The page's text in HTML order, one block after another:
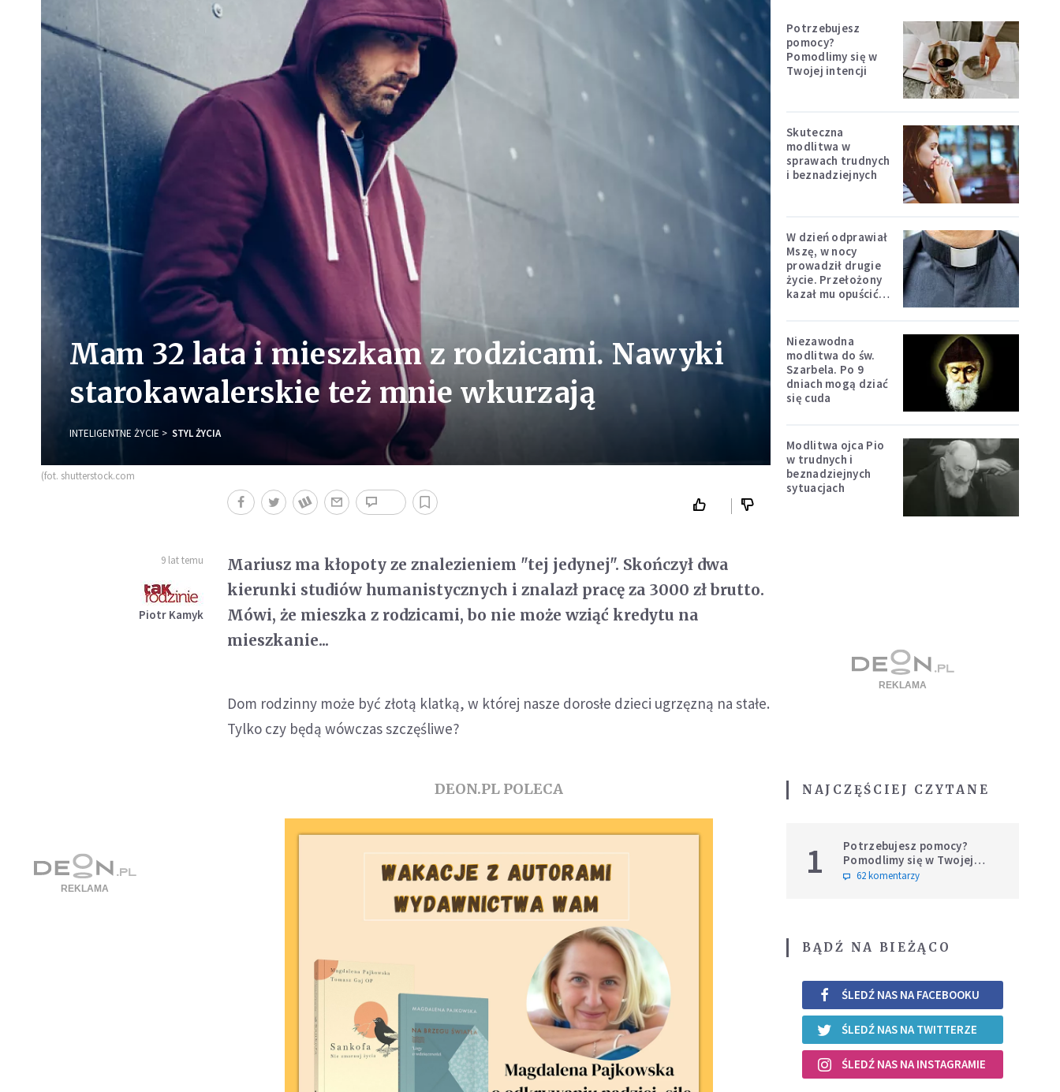
Mam 32 lata i mieszkam z rodzicami. Nawyki
starokawalerskie też mnie wkurzają
INTELIGENTNE ŻYCIE STYL ŻYCIA
(fot. shutterstock.com
9 lat temu
Piotr Kamyk
Mariusz ma kłopoty ze znalezieniem "tej jedynej". Skończył dwa
kierunki studiów humanistycznych i znalazł pracę za 3000 zł brutto.
Mówi, że mieszka z rodzicami, bo nie może wziąć kredytu na
mieszkanie...
Dom rodzinny może być złotą klatką, w której nasze dorosłe dzieci ugrzęzną na stałe.
Tylko czy będą wówczas szczęśliwe?
DEON.PL POLECA
Potrzebujesz
pomocy?
Pomodlimy się w
Twojej intencji
Skuteczna
modlitwa w
sprawach trudnych
i beznadziejnych
W dzień odprawiał
Mszę, w nocy
prowadził drugie
życie. Przełożony
kazał mu opuścić
Niezawodna
modlitwa do św.
Szarbela. Po 9
dniach mogą dziać
się cuda
Modlitwa ojca Pio
w trudnych i
beznadziejnych
sytuacjach
NAJCZĘŚCIEJ CZYTANE
1
Potrzebujesz pomocy?
Pomodlimy się w Twojej
intencji
62 komentarzy
BĄDŹ NA BIEŻĄCO
ŚLEDŹ NAS NA FACEBOOKU
ŚLEDŹ NAS NA TWITTERZE
ŚLEDŹ NAS NA INSTAGRAMIE